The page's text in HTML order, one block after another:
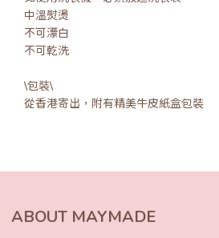
中溫熨燙
不可漂白
不可乾洗
\包裝\
從香港寄出，附有精美牛皮紙盒包裝
ABOUT MAYMADE